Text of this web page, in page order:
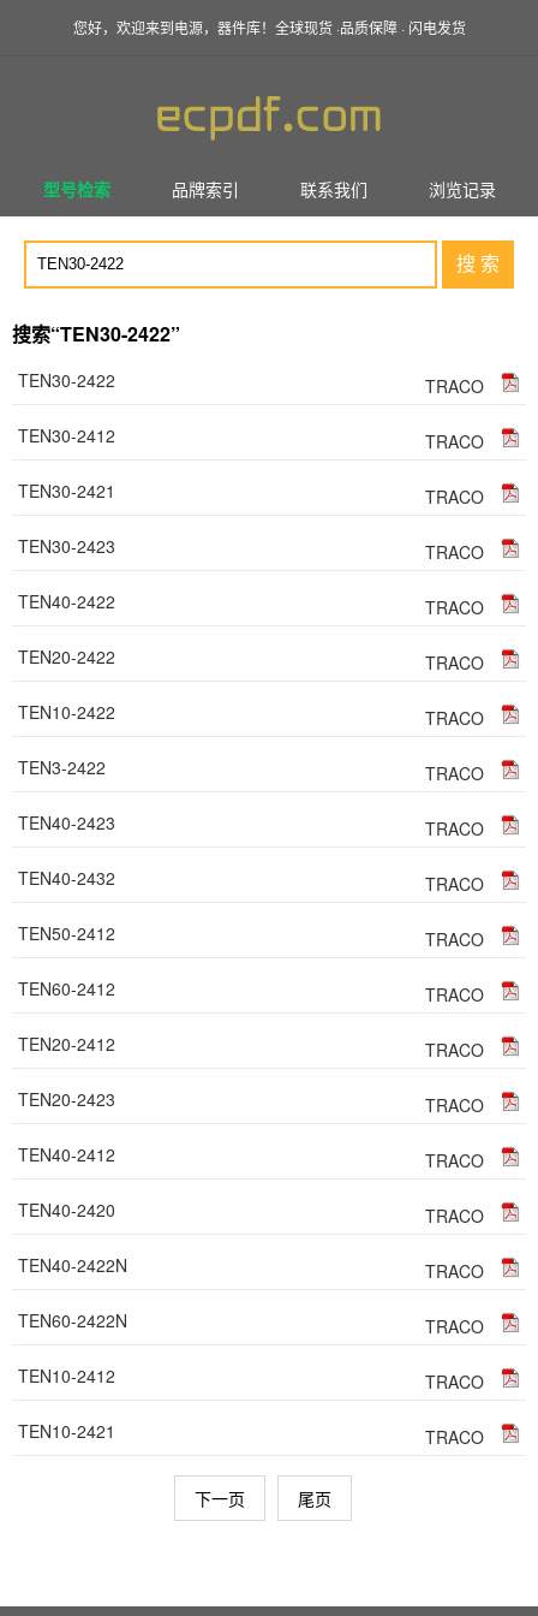
您好，欢迎来到电源，器件库！全球现货 ·品质保障 · 闪电发货
型号检索 品牌索引 联系我们 浏览记录
搜 索
搜索“TEN30-2422”
TEN30-2422 TRACO
TEN30-2412 TRACO
TEN30-2421 TRACO
TEN30-2423 TRACO
TEN40-2422 TRACO
TEN20-2422 TRACO
TEN10-2422 TRACO
TEN3-2422 TRACO
TEN40-2423 TRACO
TEN40-2432 TRACO
TEN50-2412 TRACO
TEN60-2412 TRACO
TEN20-2412 TRACO
TEN20-2423 TRACO
TEN40-2412 TRACO
TEN40-2420 TRACO
TEN40-2422N TRACO
TEN60-2422N TRACO
TEN10-2412 TRACO
TEN10-2421 TRACO
下一页 尾页